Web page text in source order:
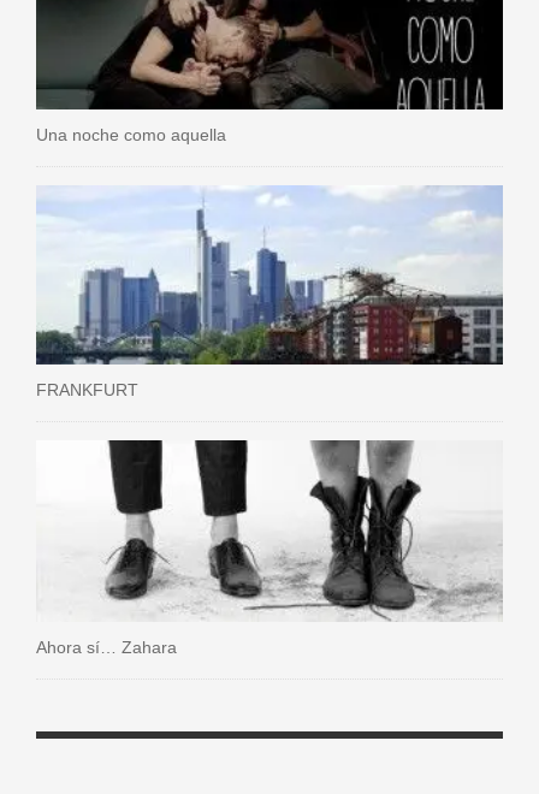
Una noche como aquella
FRANKFURT
Ahora sí… Zahara